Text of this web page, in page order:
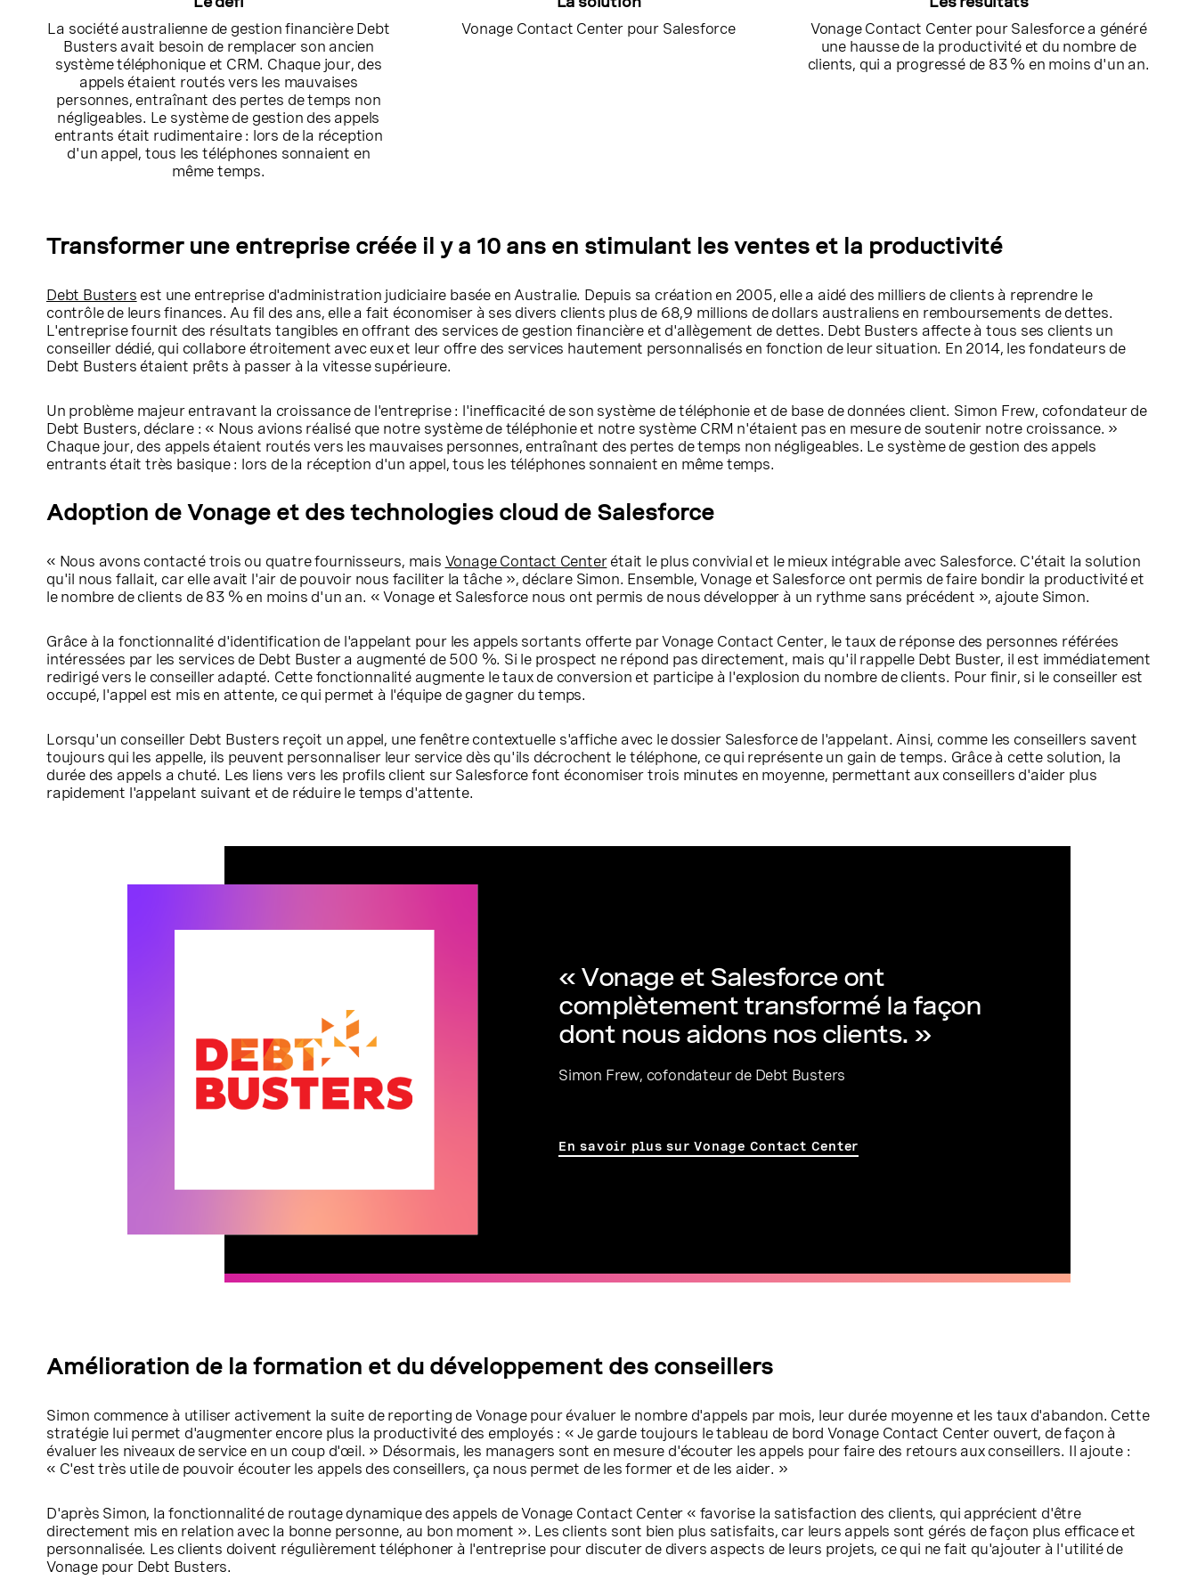
La société australienne de gestion financière Debt
Busters avait besoin de remplacer son ancien
système téléphonique et CRM. Chaque jour, des
appels étaient routés vers les mauvaises
personnes, entraînant des pertes de temps non
négligeables. Le système de gestion des appels
entrants était rudimentaire : lors de la réception
d'un appel, tous les téléphones sonnaient en
même temps.
Vonage Contact Center pour Salesforce
Vonage Contact Center pour Salesforce a généré
une hausse de la productivité et du nombre de
clients, qui a progressé de 83 % en moins d'un an.
Transformer une entreprise créée il y a 10 ans en stimulant les ventes et la productivité
Debt Busters est une entreprise d'administration judiciaire basée en Australie. Depuis sa création en 2005, elle a aidé des milliers de clients à reprendre le
contrôle de leurs finances. Au fil des ans, elle a fait économiser à ses divers clients plus de 68,9 millions de dollars australiens en remboursements de dettes.
L'entreprise fournit des résultats tangibles en offrant des services de gestion financière et d'allègement de dettes. Debt Busters affecte à tous ses clients un
conseiller dédié, qui collabore étroitement avec eux et leur offre des services hautement personnalisés en fonction de leur situation. En 2014, les fondateurs de
Debt Busters étaient prêts à passer à la vitesse supérieure.
Un problème majeur entravant la croissance de l'entreprise : l'inefficacité de son système de téléphonie et de base de données client. Simon Frew, cofondateur de
Debt Busters, déclare : « Nous avions réalisé que notre système de téléphonie et notre système CRM n'étaient pas en mesure de soutenir notre croissance. »
Chaque jour, des appels étaient routés vers les mauvaises personnes, entraînant des pertes de temps non négligeables. Le système de gestion des appels
entrants était très basique : lors de la réception d'un appel, tous les téléphones sonnaient en même temps.
Adoption de Vonage et des technologies cloud de Salesforce
« Nous avons contacté trois ou quatre fournisseurs, mais Vonage Contact Centerétait le plus convivial et le mieux intégrable avec Salesforce. C'était la solution
qu'il nous fallait, car elle avait l'air de pouvoir nous faciliter la tâche », déclare Simon. Ensemble, Vonage et Salesforce ont permis de faire bondir la productivité et
le nombre de clients de 83 % en moins d'un an. « Vonage et Salesforce nous ont permis de nous développer à un rythme sans précédent », ajoute Simon.
Grâce à la fonctionnalité d'identification de l'appelant pour les appels sortants offerte par Vonage Contact Center, le taux de réponse des personnes référées
intéressées par les services de Debt Buster a augmenté de 500 %. Si le prospect ne répond pas directement, mais qu'il rappelle Debt Buster, il est immédiatement
redirigé vers le conseiller adapté. Cette fonctionnalité augmente le taux de conversion et participe à l'explosion du nombre de clients. Pour finir, si le conseiller est
occupé, l'appel est mis en attente, ce qui permet à l'équipe de gagner du temps.
Lorsqu'un conseiller Debt Busters reçoit un appel, une fenêtre contextuelle s'affiche avec le dossier Salesforce de l'appelant. Ainsi, comme les conseillers savent
toujours qui les appelle, ils peuvent personnaliser leur service dès qu'ils décrochent le téléphone, ce qui représente un gain de temps. Grâce à cette solution, la
durée des appels a chuté. Les liens vers les profils client sur Salesforce font économiser trois minutes en moyenne, permettant aux conseillers d'aider plus
rapidement l'appelant suivant et de réduire le temps d'attente.
« Vonage et Salesforce ont
complètement transformé la façon
dont nous aidons nos clients. »
Simon Frew, cofondateur de Debt Busters
En savoir plus sur Vonage Contact Center
Amélioration de la formation et du développement des conseillers
Simon commence à utiliser activement la suite de reporting de Vonage pour évaluer le nombre d'appels par mois, leur durée moyenne et les taux d'abandon. Cette
stratégie lui permet d'augmenter encore plus la productivité des employés : « Je garde toujours le tableau de bord Vonage Contact Center ouvert, de façon à
évaluer les niveaux de service en un coup d'œil. » Désormais, les managers sont en mesure d'écouter les appels pour faire des retours aux conseillers. Il ajoute :
« C'est très utile de pouvoir écouter les appels des conseillers, ça nous permet de les former et de les aider. »
D'après Simon, la fonctionnalité de routage dynamique des appels de Vonage Contact Center « favorise la satisfaction des clients, qui apprécient d'être
directement mis en relation avec la bonne personne, au bon moment ». Les clients sont bien plus satisfaits, car leurs appels sont gérés de façon plus efficace et
personnalisée. Les clients doivent régulièrement téléphoner à l'entreprise pour discuter de divers aspects de leurs projets, ce qui ne fait qu'ajouter à l'utilité de
Vonage pour Debt Busters.